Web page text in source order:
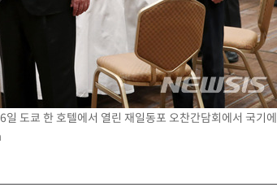
도쿄 한 호텔에서 열린 재일동포 오찬간담회에서 국기에